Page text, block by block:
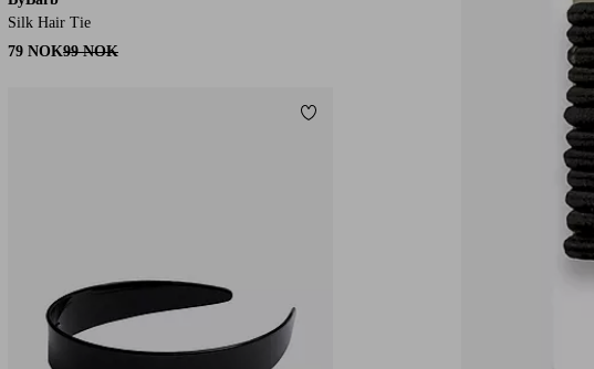
Silk Hair Tie
79 NOK99 NOK
favoritter Legg til favoritter